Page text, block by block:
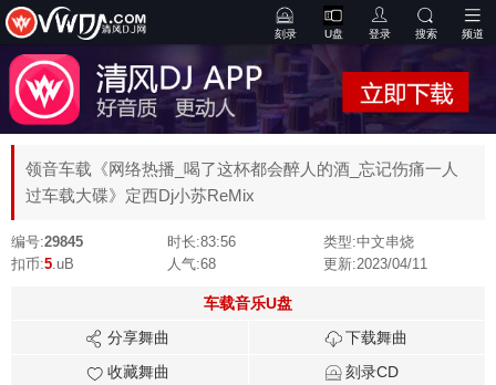
刻录 U盘 登录 搜索 频道
领音车载《网络热播_喝了这杯都会醉人的酒_忘记伤痛一人
过车载大碟》定西Dj小苏ReMix
编号:29845 时长:83:56 类型:中文串烧
扣币:5.uB 人气:68 更新:2023/04/11
车载音乐U盘
分享舞曲
下载舞曲
收藏舞曲
刻录CD